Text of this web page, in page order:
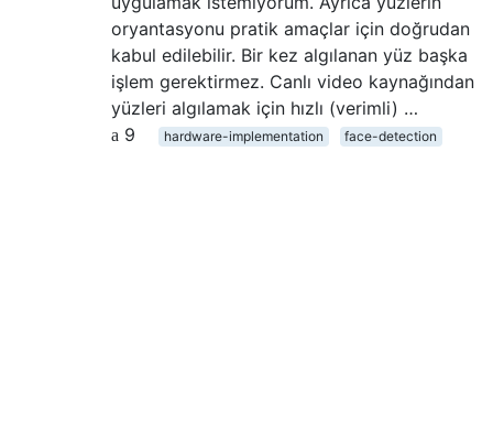
oryantasyonu pratik amaçlar için doğrudan
kabul edilebilir. Bir kez algılanan yüz başka
işlem gerektirmez. Canlı video kaynağından
yüzleri algılamak için hızlı (verimli) …
9
hardware-implementation face-detection